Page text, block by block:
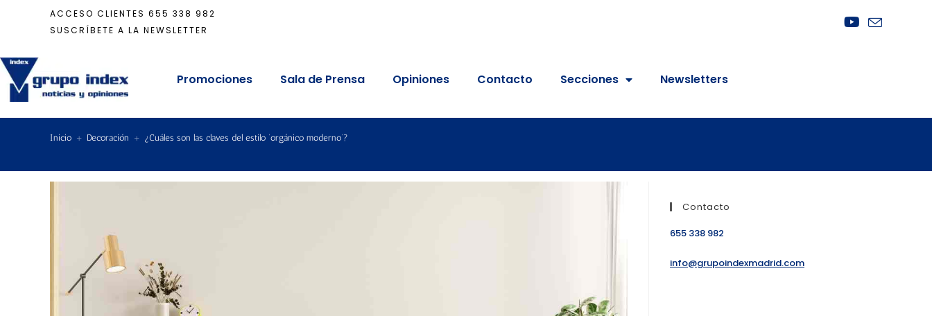
ACCESO CLIENTES 655 338 982
SUSCRÍBETE A LA NEWSLETTER
Promociones Sala de Prensa Opiniones Contacto Secciones Newsletters
Inicio + Decoración + ¿Cuáles son las claves del estilo ‘orgánico moderno’?
Contacto
655 338 982
info@grupoindexmadrid.com